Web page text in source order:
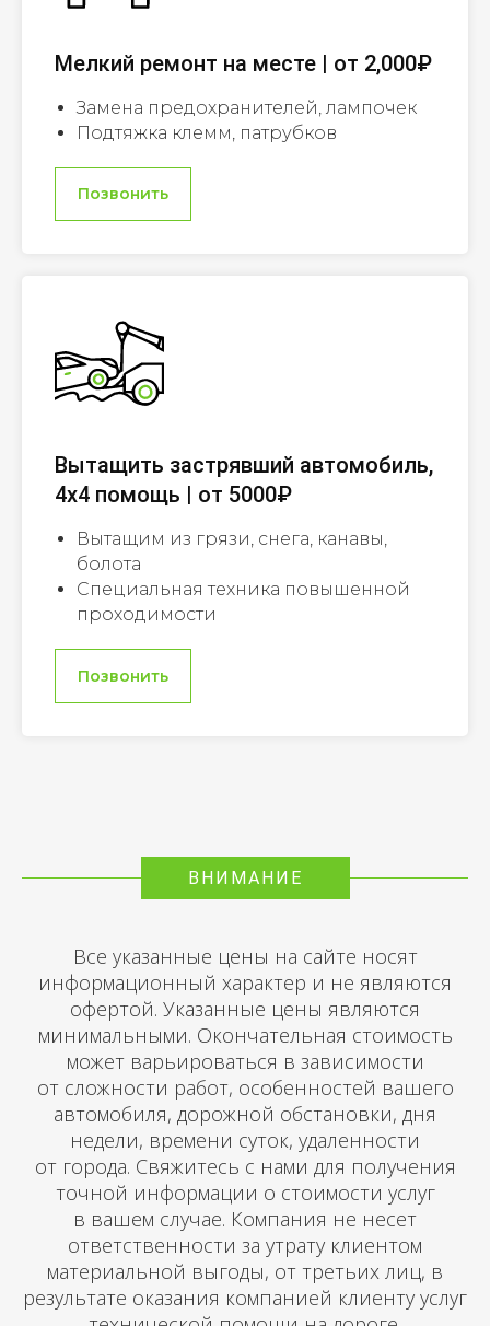
Мелкий ремонт на месте | от 2,000₽
Замена предохранителей, лампочек
Подтяжка клемм, патрубков
Позвонить
Вытащить застрявший автомобиль,
4х4 помощь | от 5000₽
Вытащим из грязи, снега, канавы,
болота
Специальная техника повышенной
проходимости
Позвонить
ВНИМАНИЕ
Все указанные цены на сайте носят
информационный характер и не являются
офертой. Указанные цены являются
минимальными. Окончательная стоимость
может варьироваться в зависимости
от сложности работ, особенностей вашего
автомобиля, дорожной обстановки, дня
недели, времени суток, удаленности
от города. Свяжитесь с нами для получения
точной информации о стоимости услуг
в вашем случае. Компания не несет
ответственности за утрату клиентом
материальной выгоды, от третьих лиц, в
результате оказания компанией клиенту услуг